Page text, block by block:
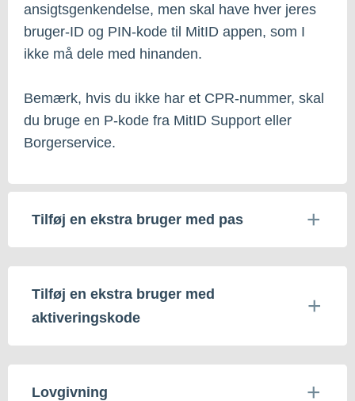
ansigtsgenkendelse, men skal have hver jeres
bruger-ID og PIN-kode til MitID appen, som I
ikke må dele med hinanden.
Bemærk, hvis du ikke har et CPR-nummer, skal
du bruge en P-kode fra MitID Support eller
Borgerservice.
Tilføj en ekstra bruger med pas
Tilføj en ekstra bruger med
aktiveringskode
Lovgivning